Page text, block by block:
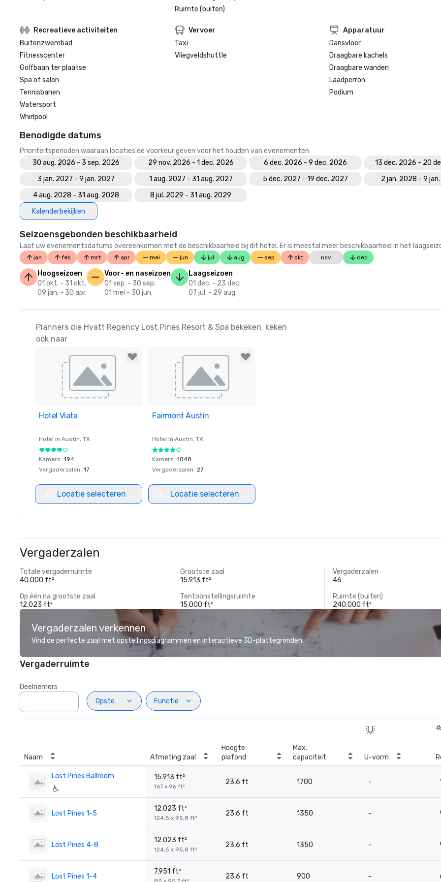
Ruimte (buiten)
Recreatieve activiteiten
Buitenzwembad
Fitnesscenter
Golfbaan ter plaatse
Spa of salon
Tennisbanen
Watersport
Whirlpool
Vervoer
Taxi
Vliegveldshuttle
Apparatuur
Dansvloer
Draagbare kachels
Draagbare wanden
Laadperron
Podium
Benodigde datums
Prioriteitsperioden waaraan locaties de voorkeur geven voor het houden van evenementen
30 aug. 2026 - 3 sep. 2026
29 nov. 2026 - 1 dec. 2026 6 dec. 2026 - 9 dec. 2026
13 dec. 2026 - 20
3 jan. 2027 - 9 jan. 2027
1 aug. 2027 - 31 aug. 2027 5 dec. 2027 - 19 dec. 2027
2 jan. 2028 - 9
4 aug. 2028 - 31 aug. 2028
8 jul. 2029 - 31 aug. 2029
Kalenderbekijken
Seizoensgebonden beschikbaarheid
Laat uw evenementsdatums overeenkomen met de beschikbaarheid bij dit hotel. Er is meestal meer beschikbaarheid in het
jan feb mrt apr mei jun jul aug sep okt nov dec
Hoogseizoen
01 okt. - 31 okt.
09 jan. - 30 apr.
Voor- en naseizoen
01 sep. - 30 sep.
01 mei - 30 jun.
Laagseizoen
01 dec. - 23 dec.
07 jul. - 29 aug.
Planners die Hyatt Regency Lost Pines Resort & Spa bekeken, keken
ook naar
Removed from favorites
Hotel Viata
Hotel in Austin, TX
Kamers: 194
Vergaderzalen: 17
Locatie selecteren
Removed from favorites
Fairmont Austin
Hotel in Austin, TX
Kamers: 1048
Vergaderzalen: 27
Locatie selecteren
Vergaderzalen
Totale vergaderruimte
40.000 ft²
Grootste zaal
15.913 ft²
Vergaderzalen
46
Op één na grootste zaal
12.023 ft²
Tentoonstellingsruimte
15.000 ft²
Ruimte (buiten)
240.000 ft²
Vergaderzalen verkennen
Vind de perfecte zaal met opstellingsdiagrammen en interactieve 3D-plattegronden.
Vergaderruimte
Deelnemers
Opstelling
Functie
Naam Afmeting zaal
Hoogte
plafond
Max.
capaciteit
U-vorm
Lost Pines Ballroom 15.913 ft²
167 x 96 ft²
23,6 ft 1700 -
Lost Pines 1-5
12.023 ft²
124,5 x 95,8 ft²
23,6 ft 1350 -
Lost Pines 4-8
12.023 ft²
124,5 x 95,8 ft²
23,6 ft 1350 -
Lost Pines 1-4
7.951 ft²
23,6 ft 900 -